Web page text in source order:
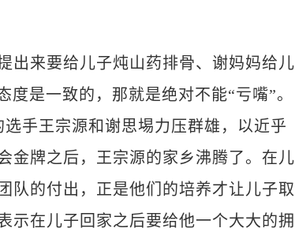
来要给儿子炖山药排骨、谢妈妈给儿
是一致的，那就是绝对不能“亏嘴”。
手王宗源和谢思埸力压群雄，以近乎
金牌之后，王宗源的家乡沸腾了。在儿
队的付出，正是他们的培养才让儿子取
示在儿子回家之后要给他一个大大的拥